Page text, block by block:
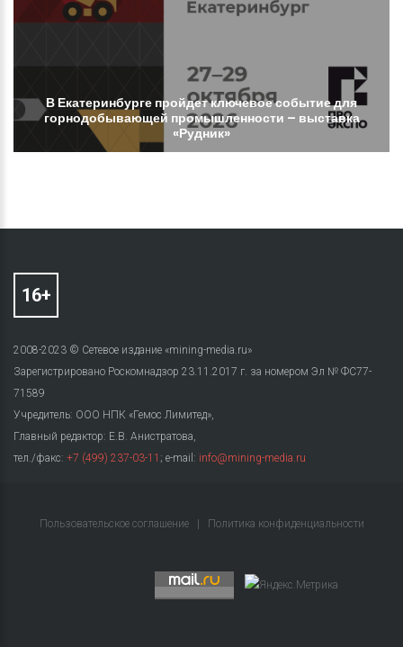
В Екатеринбурге пройдетключевоесобытиедля
горнодобывающей промышленности – выставка
«Рудник»
2008-2023 © Сетевое издание «mining-media.ru»
Зарегистрировано Роскомнадзор 23.11.2017 г. за номером Эл № ФС77-
71589
Учредитель: ООО НПК «Гемос Лимитед»,
Главный редактор: Е.В. Анистратова,
тел./факс: +7 (499) 237-03-11 ; e-mail: info@mining-media.ru
Пользовательское соглашение Политика конфиденциальности